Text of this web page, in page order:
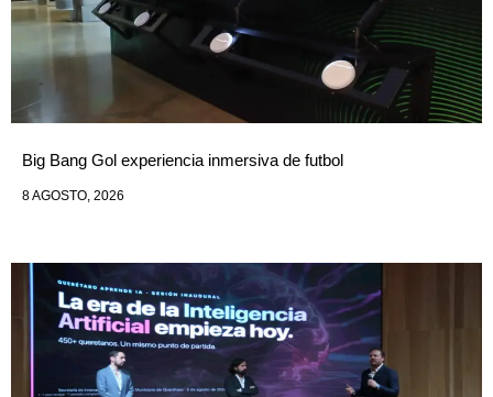
Big Bang Gol experiencia inmersiva de futbol
8 AGOSTO, 2026